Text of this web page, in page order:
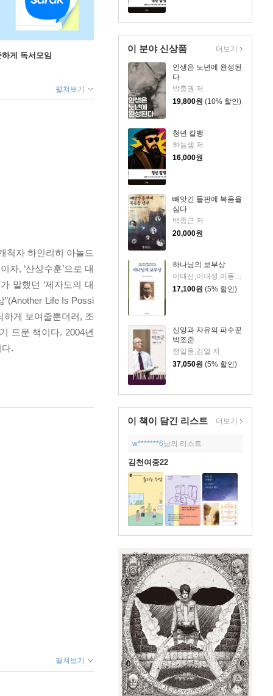
이 분야 신상품
인생은 노년에 완성된
다
박충권 저
19,800원 (10% 할인)
청년 칼뱅
하늘샘 저
16,000원
빼앗긴 들판에 복음을
심다
백종근 저
20,000원
하나님의 보부상
이태산,이대성,이동인 편저
17,100원 (5% 할인)
신앙과 자유의 파수꾼
박조준
정일웅,김열 저
37,050원 (5% 할인)
더보기
이 책이 담긴 리스트 더보기
w*******6님의 리스트
김천여중22
게 독서모임
펼쳐보기
척자 하인리히 아놀드
자, ‘산상수훈’으로 대
말했던 ‘제자도의 대
Life Is Possi
게 보여줄뿐더러, 조
드문 책이다. 2004년
.
펼쳐보기